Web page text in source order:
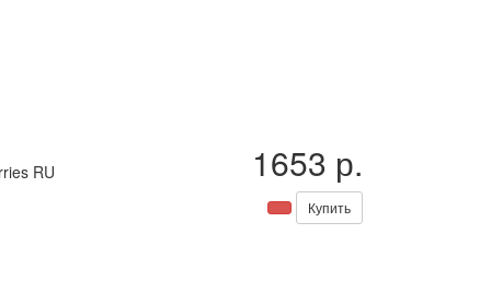
RU 1653 р.
Купить